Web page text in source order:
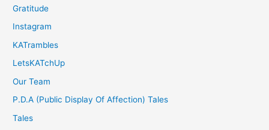
Gratitude
Instagram
KATrambles
LetsKATchUp
Our Team
P.D.A (Public Display Of Affection) Tales
Tales